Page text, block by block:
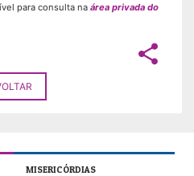
para consulta na área privada do
share
MISERICÓRDIAS